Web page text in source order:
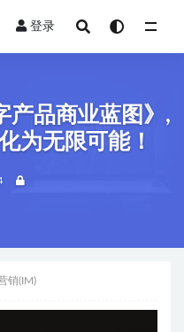
登录
品商业蓝图》,
为无限可能！
销(IM)